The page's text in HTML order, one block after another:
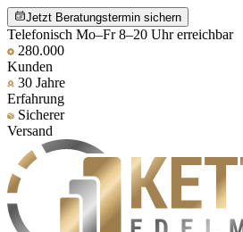
Jetzt Beratungstermin sichern
Telefonisch Mo–Fr 8–20 Uhr erreichbar
280.000
Kunden
30 Jahre
Erfahrung
Sicherer
Versand